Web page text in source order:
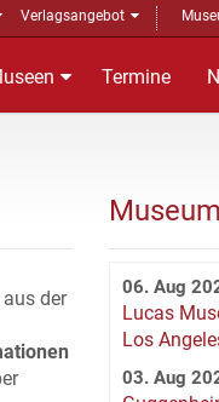
Verlagsangebot
Termine
aus der
06. Aug
Lucas
Los
03. Aug